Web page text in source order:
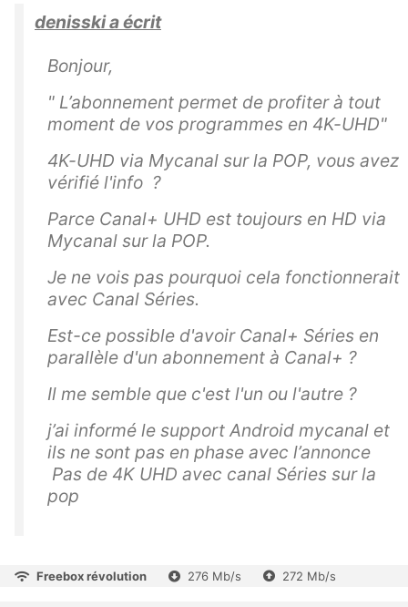
denisski a écrit
Bonjour,
" L’abonnement permet de profiter à tout
moment de vos programmes en 4K-UHD"
4K-UHD via Mycanal sur la POP, vous avez
vérifié l'info ?
Parce Canal+ UHD est toujours en HD via
Mycanal sur la POP.
Je ne vois pas pourquoi cela fonctionnerait
avec Canal Séries.
Est-ce possible d'avoir Canal+ Séries en
parallèle d'un abonnement à Canal+ ?
Il me semble que c'est l'un ou l'autre ?
j’ai informé le support Android mycanal et
ils ne sont pas en phase avec l’annonce
Pas de 4K UHD avec canal Séries sur la
pop
Freebox révolution 276 Mb/s 272 Mb/s